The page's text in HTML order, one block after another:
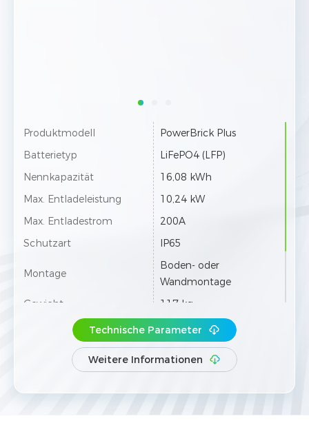
Produktmodell
PowerBrick Plus
Batterietyp
LiFePO4 (LFP)
Nennkapazität
16,08 kWh
Max. Entladeleistung
10,24 kW
Max. Entladestrom
200A
Schutzart
IP65
Montage
Boden- oder
Wandmontage
Gewicht
117 kg
Abmessungen (B×T×H)
435×235×850 mm
Kommunikation
CAN / RS485
Technische Parameter
Weitere Informationen